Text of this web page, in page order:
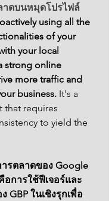
าดบนหมุดโปรไฟล์
using all the
of your
your local
strong online
more traffic and
business. It's a
that requires
to yield the
รตลาดของ Google
อการใช้ฟีเจอร์และ
GBP ในเชิงรุกเพื่อ